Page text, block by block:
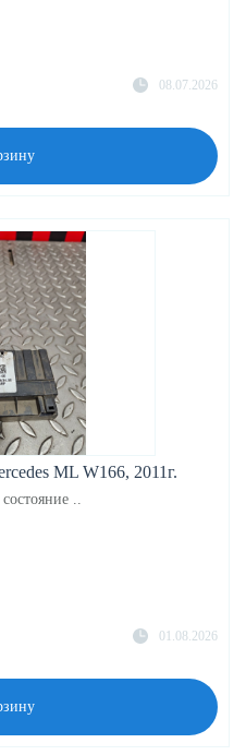
08.07.2026
ML W166, 2011г.
..
01.08.2026